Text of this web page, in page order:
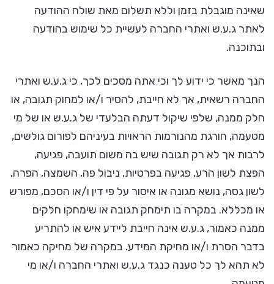
שאינה מוגבלת בזמן וללא תשלום מאת שולח ההודעה
לאתר ג.ע.ש ואתרי החברה לעשיית כל שימוש בהודעה
ובתוכנה.
הנך מאשר כי ידוע לך וכי אתה מסכים לכך, כי ג.ע.ש ואתרי
החברה רשאית, אך לא חייבת, להסיר ו/או למחוק תגובה, או
חלק ממנה, שלפי שיקול דעתה הבלעדי של ג.ע.ש או של מי
מטעמה, חורגת מהנורמות הראויות בעיניהם לפורום גולשים,
לרבות אך לא רק תגובה שיש בה משום תועבה, פגיעה,
הפצת לשון הרע, פגיעה בפרטיות, ניבול פה, השמצה, הפרה,
לשון גסה, נושא מגונה או איסור על פי דין ו/או הסכם, מפורש
או מכללא. במקרה בו תימחק תגובה או שימחקו חלקים
ממנה כאמור, ג.ע.ש אינה חייבת ליידע איש או להתריע
בדבר הסרת ו/או מחיקת המידע. במקרה של מחיקה כאמור
לא תהא לך כל טענה כנגד ג.ע.ש ואתרי החברה ו/או מי